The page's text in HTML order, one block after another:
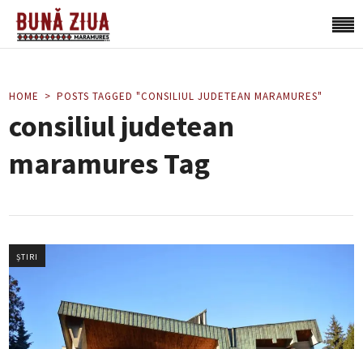
HOME POSTS TAGGED "CONSILIUL JUDETEAN MARAMURES"
consiliul judetean
maramures Tag
ȘTIRI